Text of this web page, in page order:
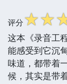
评分☆☆
这本《录音工
能感受到它沉
味道，都带着
候，其实是带